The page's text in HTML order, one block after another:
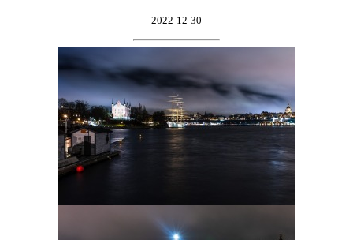
2022-12-30